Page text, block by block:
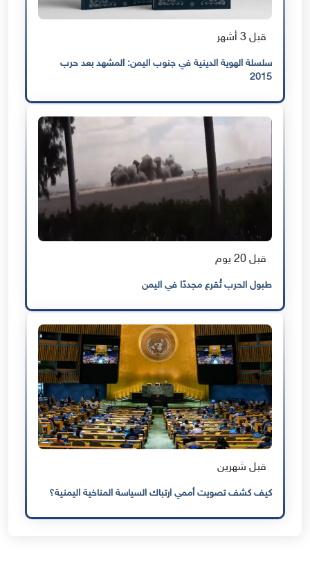
قبل 3 أشهر
سلسلة الهوية الدينية في جنوب اليمن: المشهد بعد حرب
2015
قبل 20 يوم
طبول الحرب تُقرع مجددًا في اليمن
قبل شهرين
كيف كشف تصويت أممي ارتباك السياسة المناخية اليمنية؟